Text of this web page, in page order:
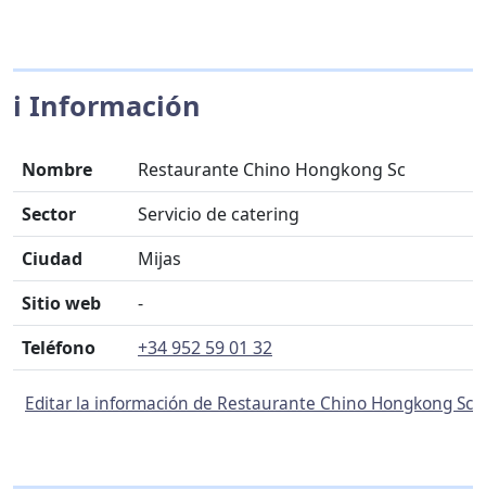
ℹ️ Información
Nombre
Restaurante Chino Hongkong Sc
Sector
Servicio de catering
Ciudad
Mijas
Sitio web
-
Teléfono
+34 952 59 01 32
Editar la información de Restaurante Chino Hongkong Sc